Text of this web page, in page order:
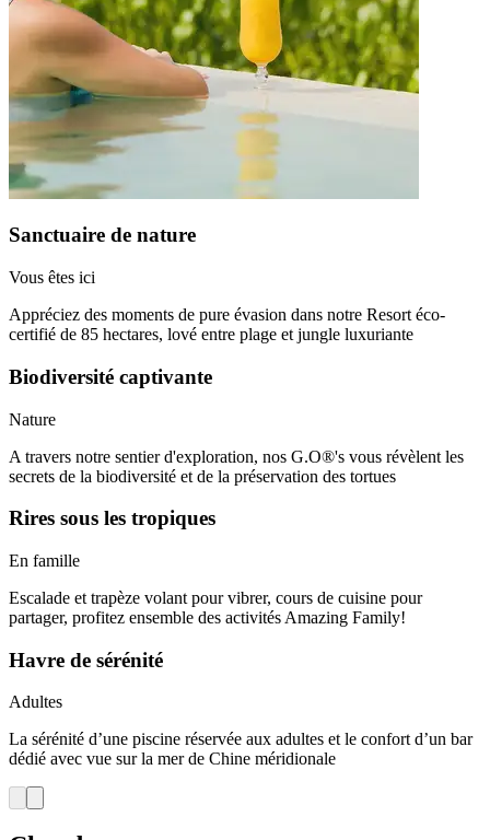
Sanctuaire de nature
Vous êtes ici
Appréciez des moments de pure évasion dans notre Resort éco-
certifié de 85 hectares, lové entre plage et jungle luxuriante
Biodiversité captivante
Nature
A travers notre sentier d'exploration, nos G.O®'s vous révèlent les
secrets de la biodiversité et de la préservation des tortues
Rires sous les tropiques
En famille
Escalade et trapèze volant pour vibrer, cours de cuisine pour
partager, profitez ensemble des activités Amazing Family!
Havre de sérénité
Adultes
La sérénité d’une piscine réservée aux adultes et le confort d’un bar
dédié avec vue sur la mer de Chine méridionale